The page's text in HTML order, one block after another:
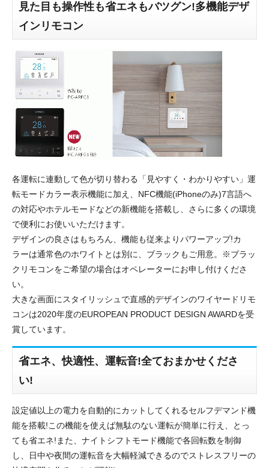
見た目も操作性も省エネもバツグン!多機能デザ
インリモコン
各運転に連動して色が切り替わる「見やすく・わかりやすい」運
転モードカラー表示機能に加え、NFC機能(iPhoneのみ)7言語へ
の対応やホテルモードなどの新機能を搭載し、さらに多くの環境
で便利にお使いいただけます。
デザインの良さはもちろん、機能も従来よりパワーアップ!カ
ラーは通常色のホワイトとは別に、ブラックもご用意。※ブラッ
クリモコンをご希望の場合はオペレーターにお申し付けくださ
い。
大きな画面にスタイリッシュで直感的デザインのワイヤードリモ
コンは2020年度のEUROPEAN PRODUCT DESIGN AWARDを受
賞しています。
省エネ、快適性、運転音!全ておまかせくださ
い!
設定値以上の電力を自動的にカットしてくれるセルフデマンド機
能を搭載!この機能を使えば無駄のない運転が簡単に行え、とっ
ても省エネ!また、ナイトシフトモード機能で各回転数を制御
し、日中や夜間の運転音を大幅軽減できるのでストレスフリーの